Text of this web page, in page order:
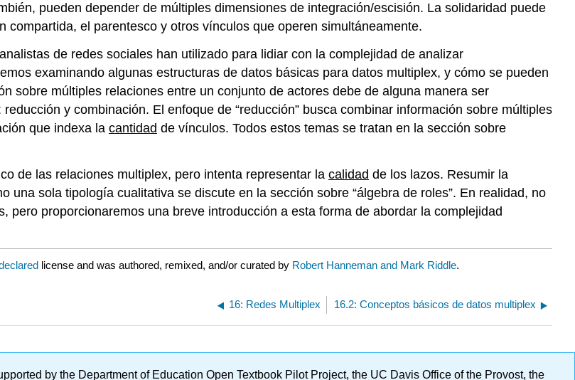
pueden depender de múltiples dimensiones de integración/escisión. La solidaridad puede
el parentesco y otros vínculos que operen simultáneamente.
de redes sociales han utilizado para lidiar con la complejidad de analizar
examinando algunas estructuras de datos básicas para datos multiplex, y cómo se pueden
sobre múltiples relaciones entre un conjunto de actores debe de alguna manera ser
y combinación. El enfoque de “reducción” busca combinar información sobre múltiples
que indexa la cantidad de vínculos. Todos estos temas se tratan en la sección sobre
de las relaciones multiplex, pero intenta representar la calidad de los lazos. Resumir la
una sola tipología cualitativa se discute en la sección sobre “álgebra de roles”. En realidad, no
pero proporcionaremos una breve introducción a esta forma de abordar la complejidad
license and was authored, remixed, and/or curated by Robert Hanneman and Mark Riddle.
16: Redes Multiplex 16.2: Conceptos básicos de datos multiplex
by the Department of Education Open Textbook Pilot Project, the UC Davis Office of the Provost, the